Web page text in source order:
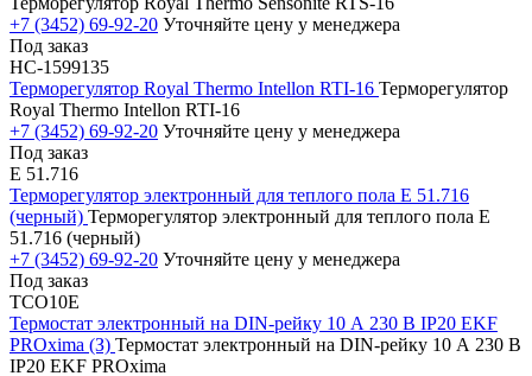
+7 (3452) 69-92-20 Уточняйте цену у менеджера
Под заказ
НС-1599135
Терморегулятор Royal Thermo Intellon RTI-16 Терморегулятор
Royal Thermo Intellon RTI-16
+7 (3452) 69-92-20 Уточняйте цену у менеджера
Под заказ
E 51.716
Терморегулятор электронный для теплого пола E 51.716
(черный) Терморегулятор электронный для теплого пола E
51.716 (черный)
+7 (3452) 69-92-20 Уточняйте цену у менеджера
Под заказ
TCO10E
Термостат электронный на DIN-рейку 10 А 230 В IP20 EKF
PROxima (З) Термостат электронный на DIN-рейку 10 А 230 В
IP20 EKF PROxima